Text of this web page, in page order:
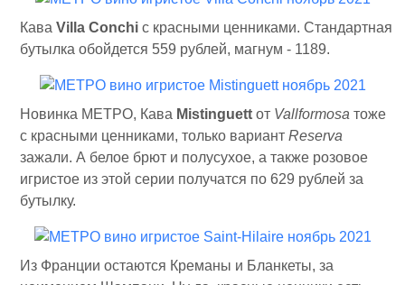
Кава Villa Conchi с красными ценниками. Стандартная
бутылка обойдется 559 рублей, магнум - 1189.
Новинка МЕТРО, Кава Mistinguett от Vallformosa тоже
с красными ценниками, только вариант Reserva
зажали. А белое брют и полусухое, а также розовое
игристое из этой серии получатся по 629 рублей за
бутылку.
Из Франции остаются Креманы и Бланкеты, за